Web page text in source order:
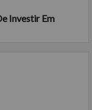
Investir Em